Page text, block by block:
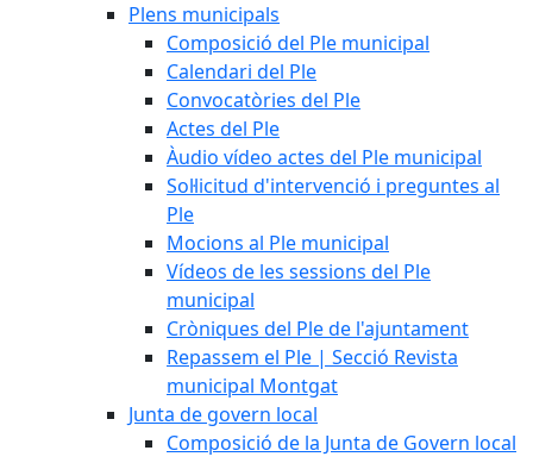
Plens municipals
Composició del Ple municipal
Calendari del Ple
Convocatòries del Ple
Actes del Ple
Àudio vídeo actes del Ple municipal
Sol·licitud d'intervenció i preguntes al
Ple
Mocions al Ple municipal
Vídeos de les sessions del Ple
municipal
Cròniques del Ple de l'ajuntament
Repassem el Ple | Secció Revista
municipal Montgat
Junta de govern local
Composició de la Junta de Govern local